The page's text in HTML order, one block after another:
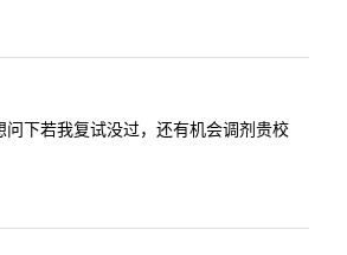
下若我复试没过，还有机会调剂贵校